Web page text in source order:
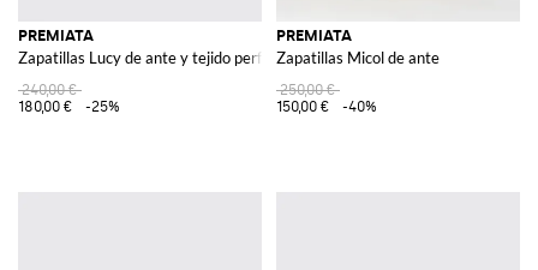
PREMIATA
Zapatillas Lucy de ante y tejido perforado
240,00 €
180,00 €
-25%
PREMIATA
Zapatillas Micol de ante
250,00 €
150,00 €
-40%